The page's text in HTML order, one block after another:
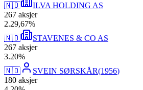
🇳🇴
ILVA HOLDING AS
267 aksjer
2.29,67%
🇳🇴
STAVENES & CO AS
267 aksjer
3.20%
🇳🇴
SVEIN SØRSKÅR(1956)
180 aksjer